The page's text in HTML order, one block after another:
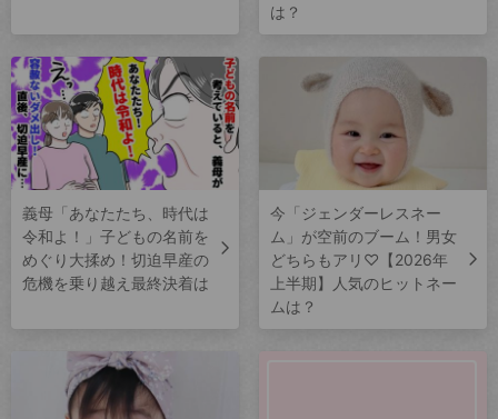
は？
義母「あなたたち、時代は
令和よ！」子どもの名前を
めぐり大揉め！切迫早産の
危機を乗り越え最終決着は
今「ジェンダーレスネー
ム」が空前のブーム！男女
どちらもアリ♡【2026年
上半期】人気のヒットネー
ムは？